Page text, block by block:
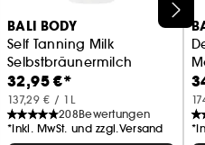
BALI BODY
Self Tanning Milk
Selbstbräunermilch
32,95 €*
137,29 € / 1L
208Bewertungen
*Inkl. MwSt. und zzgl.Versand